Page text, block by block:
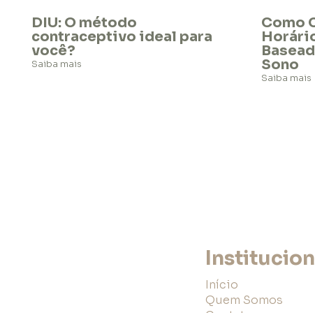
DIU: O método
contraceptivo ideal para
você?
Saiba mais
Como
Sono
Saiba mais
Início
Quem Somos